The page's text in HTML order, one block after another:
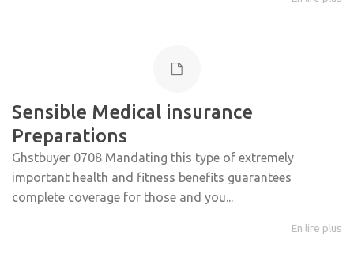
Sensible Medical insurance
Preparations
Ghstbuyer 0708 Mandating this type of extremely
important health and fitness benefits guarantees
complete coverage for those and you...
En lire plus